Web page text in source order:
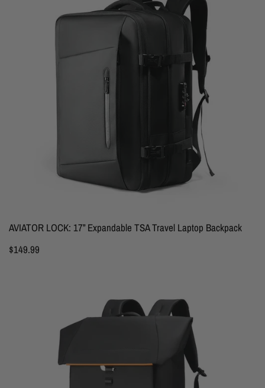
AVIATOR LOCK: 17” Expandable TSA Travel Laptop Backpack
$149.99